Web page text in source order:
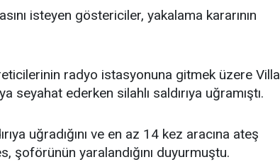
isteyen göstericiler, yakalama kararının
radyo istasyonuna gitmek üzere Villa
seyahat ederken silahlı saldırıya uğramıştı.
uğradığını ve en az 14 kez aracına ateş
şoförünün yaralandığını duyurmuştu.